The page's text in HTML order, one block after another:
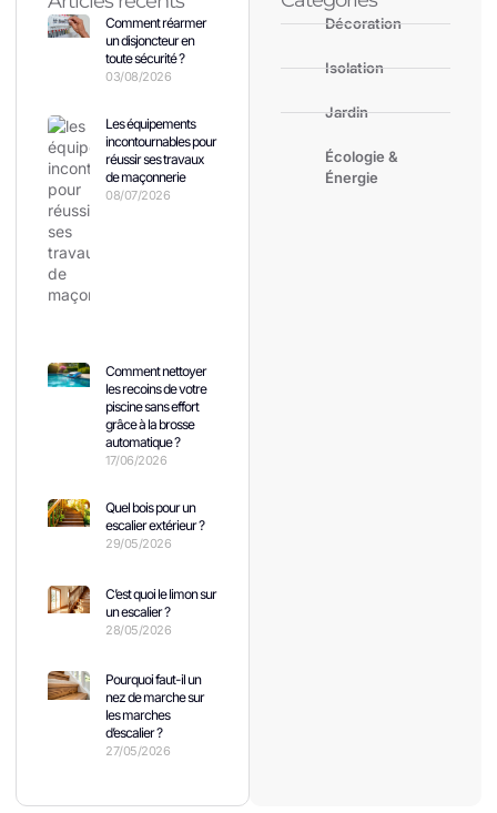
Comment réarmer
un disjoncteur en
toute sécurité ?
03/08/2026
Les équipements
incontournables pour
réussir ses travaux
de maçonnerie
08/07/2026
Comment nettoyer
les recoins de votre
piscine sans effort
grâce à la brosse
automatique ?
17/06/2026
Quel bois pour un
escalier extérieur ?
29/05/2026
C’est quoi le limon sur
un escalier ?
28/05/2026
Pourquoi faut-il un
nez de marche sur
les marches
d’escalier ?
27/05/2026
Décoration
Isolation
Jardin
Écologie &
Énergie